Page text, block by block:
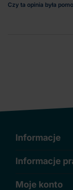
Czy ta opinia była
Informacje
Informacje
Moje konto